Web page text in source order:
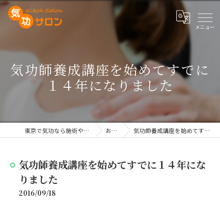
気功師養成講座を始めてすでに
１４年になりました
東京で気功なら施術や講座を行う気功サロン お知らせ 気功師養成講座を始めてすでに１４年になりました
気功師養成講座を始めてすでに１４年にな
りました
2016/09/18